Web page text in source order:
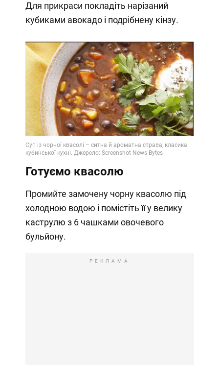
Для прикраси покладіть нарізаний
кубиками авокадо і подрібнену кінзу.
Готуємо квасолю
Промийте замочену чорну квасолю під
холодною водою і помістіть її у велику
каструлю з 6 чашками овочевого
бульйону.
РЕКЛАМА